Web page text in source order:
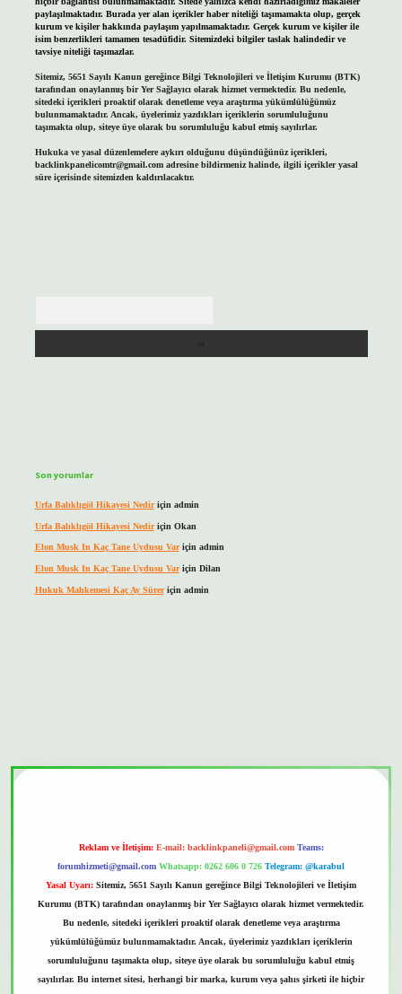
paylaşılmaktadır. Burada yer alan içerikler haber niteliği taşımamakta olup, gerçek
kurum ve kişiler hakkında paylaşım yapılmamaktadır. Gerçek kurum ve kişiler ile
isim benzerlikleri tamamen tesadüfidir. Sitemizdeki bilgiler taslak halindedir ve
tavsiye niteliği taşımazlar.
Sitemiz, 5651 Sayılı Kanun gereğince Bilgi Teknolojileri ve İletişim Kurumu (BTK)
tarafından onaylanmış bir Yer Sağlayıcı olarak hizmet vermektedir. Bu nedenle,
sitedeki içerikleri proaktif olarak denetleme veya araştırma yükümlülüğümüz
bulunmamaktadır. Ancak, üyelerimiz yazdıkları içeriklerin sorumluluğunu
taşımakta olup, siteye üye olarak bu sorumluluğu kabul etmiş sayılırlar.
Hukuka ve yasal düzenlemelere aykırı olduğunu düşündüğünüz içerikleri,
backlinkpanelicomtr@gmail.comadresine bildirmeniz halinde, ilgili içerikler yasal
süre içerisinde sitemizden kaldırılacaktır.
Son yorumlar
Urfa Balıklıgöl Hikayesi Nediriçin admin
Urfa Balıklıgöl Hikayesi Nediriçin Okan
Elon Musk In Kaç Tane Uydusu Variçin admin
Elon Musk In Kaç Tane Uydusu Variçin Dilan
Hukuk Mahkemesi Kaç Ay Süreriçin admin
Reklam ve İletişim: E-mail: backlinkpaneli@gmail.com Teams:
forumhizmeti@gmail.com Whatsapp: 0262 606 0 726 Telegram: @karabul
Yasal Uyarı: Sitemiz, 5651 Sayılı Kanun gereğince Bilgi Teknolojileri ve İletişim
Kurumu (BTK) tarafından onaylanmış bir Yer Sağlayıcı olarak hizmet vermektedir.
Bu nedenle, sitedeki içerikleri proaktif olarak denetleme veya araştırma
yükümlülüğümüz bulunmamaktadır. Ancak, üyelerimiz yazdıkları içeriklerin
sorumluluğunu taşımakta olup, siteye üye olarak bu sorumluluğu kabul etmiş
sayılırlar. Bu internet sitesi, herhangi bir marka, kurum veya şahıs şirketi ile hiçbir